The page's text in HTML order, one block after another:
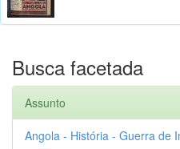
Busca facetada
Assunto
Angola - História - Guerra de